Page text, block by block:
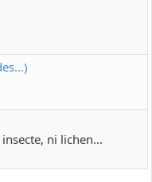
ni lichen...